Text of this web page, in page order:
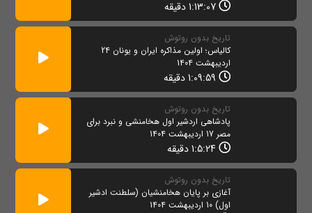
تاریخ بدون روتوش
کالیاس؛ اولین مذاکره ایران و یونان 24
اردیبهشت 1404
تاریخ بدون روتوش
پادشاهی اردشیر اول هخامنشی و نبرد برای
مصر 17 اردیبهشت 1404
تاریخ بدون روتوش
آغازی بر پایان هخامنشیان (سلطنت ادشیر
اول) 10 اردیبهشت 1404